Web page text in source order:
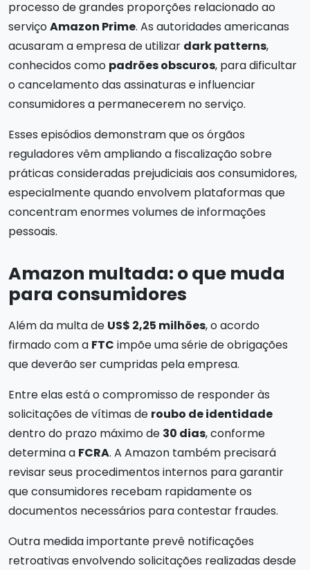
processo de grandes proporções relacionado ao
serviçoAmazon Prime. As autoridades americanas
acusaram a empresa de utilizar dark patterns,
conhecidos como padrões obscuros, para dificultar
o cancelamento das assinaturas e influenciar
consumidores a permanecerem no serviço.
Esses episódios demonstram que os órgãos
reguladores vêm ampliando a fiscalização sobre
práticas consideradas prejudiciais aos consumidores,
especialmente quando envolvem plataformas que
concentram enormes volumes de informações
pessoais.
Amazon multada: o que muda
para consumidores
Além da multa de US$ 2,25 milhões, o acordo
firmado com a FTC impõe uma série de obrigações
que deverão ser cumpridas pela empresa.
Entre elas está o compromisso de responder às
solicitações de vítimas de roubo de identidade
dentro do prazo máximo de 30 dias, conforme
determina a FCRA. A Amazon também precisará
revisar seus procedimentos internos para garantir
que consumidores recebam rapidamente os
documentos necessários para contestar fraudes.
Outra medida importante prevê notificações
retroativas envolvendo solicitações realizadas desde